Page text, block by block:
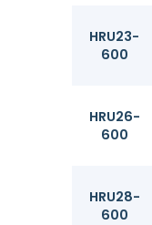
HRU23-
600
HRU26-
600
HRU28-
600